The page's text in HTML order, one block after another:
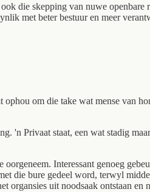
die skepping van nuwe
met beter bestuur en meer
om die take wat mense van
Privaat staat, een wat stadig
Interessant genoeg
die bure gedeel word, terwyl
uit noodsaak ontstaan